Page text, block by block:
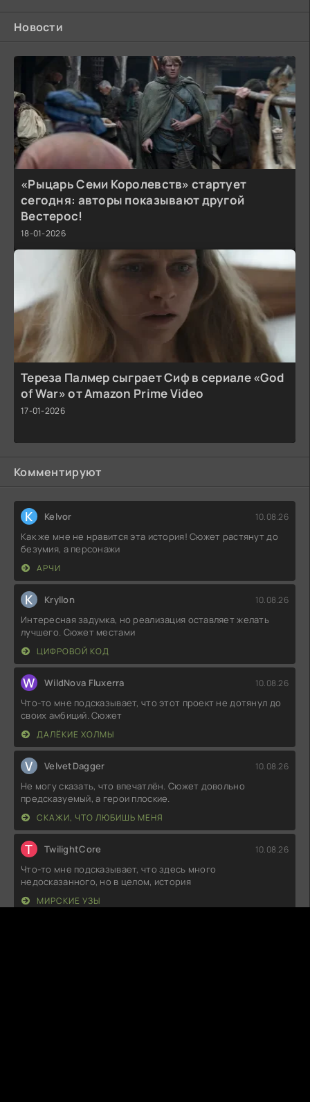
Новости
«Рыцарь Семи Королевств» стартует
сегодня: авторы показывают другой
Вестерос!
18-01-2026
Тереза Палмер сыграет Сиф в сериале «God
of War» от Amazon Prime Video
17-01-2026
Комментируют
K Kelvor 10.08.26
Как же мне не нравится эта история! Сюжет растянут до
безумия, а персонажи
АРЧИ
K Kryllon 10.08.26
Интересная задумка, но реализация оставляет желать
лучшего. Сюжет местами
ЦИФРОВОЙ КОД
W WildNova Fluxerra 10.08.26
Что-то мне подсказывает, что этот проект не дотянул до
своих амбиций. Сюжет
ДАЛЁКИЕ ХОЛМЫ
V VelvetDagger 10.08.26
Не могу сказать, что впечатлён. Сюжет довольно
предсказуемый, а герои плоские.
СКАЖИ, ЧТО ЛЮБИШЬ МЕНЯ
T TwilightCore 10.08.26
Что-то мне подсказывает, что здесь много
недосказанного, но в целом, история
МИРСКИЕ УЗЫ